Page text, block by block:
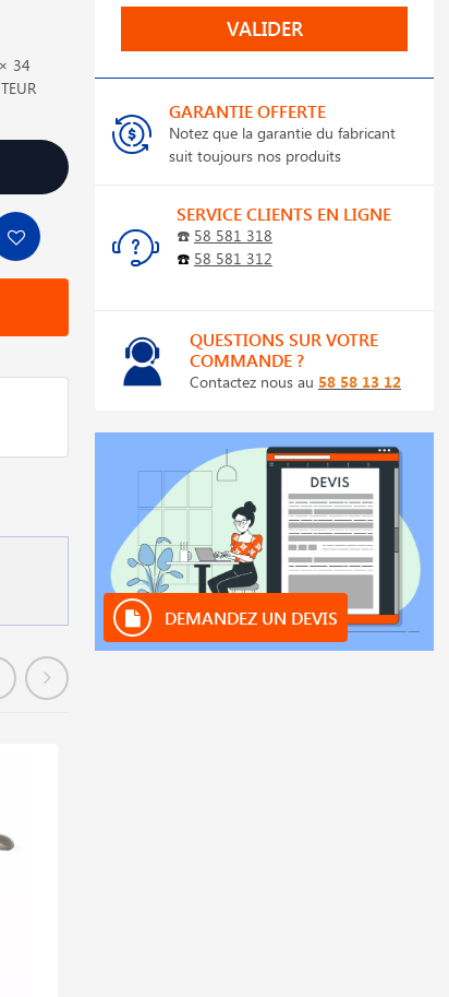
34
VALIDER
GARANTIE OFFERTE
Notez que la garantie du fabricant
suit toujours nos produits
SERVICE CLIENTS EN LIGNE
☎️ 58 581 318
☎️ 58 581 312
QUESTIONS SUR VOTRE
COMMANDE ?
Contactez nous au 58 58 13 12
DEMANDEZ UN DEVIS